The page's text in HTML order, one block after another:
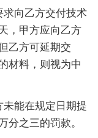
求向乙方交付技术
，甲方应向乙方
乙方可延期交
材料，则视为中
能在规定日期提
分之三的罚款。